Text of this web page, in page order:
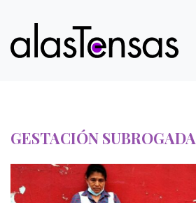
GESTACIÓN SUBROGADA